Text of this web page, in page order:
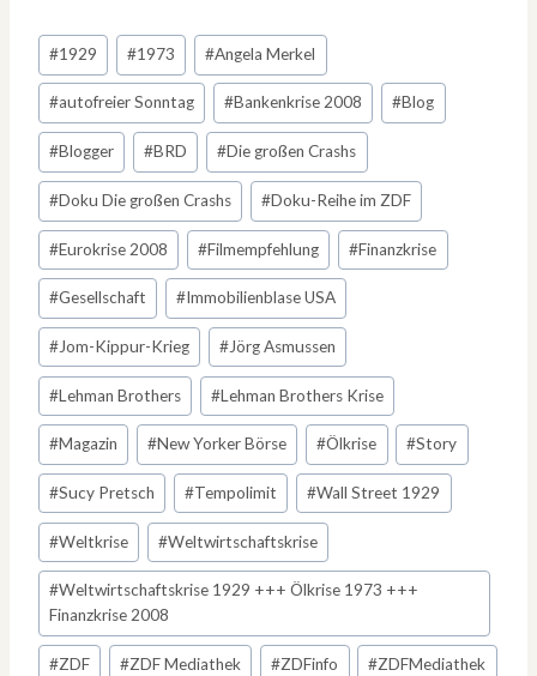
Schlagworte:
#1929 #1973 #Angela Merkel
#autofreier Sonntag #Bankenkrise 2008 #Blog
#Blogger #BRD #Die großen Crashs
#Doku Die großen Crashs #Doku-Reihe im ZDF
#Eurokrise 2008 #Filmempfehlung #Finanzkrise
#Gesellschaft # Immobilienblase USA
#Jom-Kippur-Krieg #Jörg Asmussen
#Lehman Brothers #Lehman Brothers Krise
#Magazin #New Yorker Börse #Ölkrise #Story
#Sucy Pretsch #Tempolimit #Wall Street 1929
#Weltkrise #Weltwirtschaftskrise
#Weltwirtschaftskrise 1929 +++ Ölkrise 1973 +++
Finanzkrise 2008
#ZDF #ZDF Mediathek #ZDFinfo #ZDFMediathek